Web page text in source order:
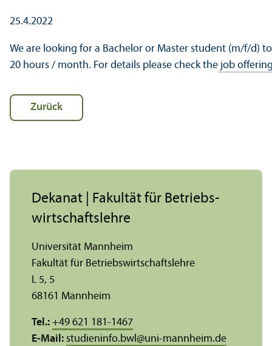
25.4.2022
We are looking for a Bachelor or Master student (m/f/d)
20 hours / month. For details please check the job
Zurück
Dekanat | Fakultät für Betriebs­
wirtschafts­lehre
Universität Mannheim
Fakultät für Betriebs­wirtschafts­lehre
L 5, 5
68161 Mannheim
Tel.: +49 621 181-1467
E-Mail: studieninfo.bwl @uni-mannheim.de